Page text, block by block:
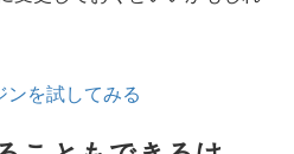
を試してみる